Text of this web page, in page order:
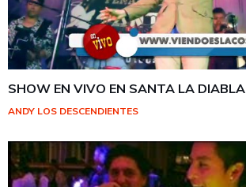
SHOW EN VIVO EN SANTA LA DIABLA
ANDY LOS DESCENDIENTES